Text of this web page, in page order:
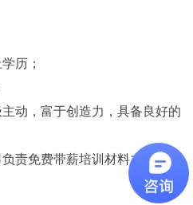
历；
动，富于创造力，具备良好的
责免费带薪培训材料力学试验